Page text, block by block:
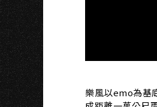
樂風以emo為基